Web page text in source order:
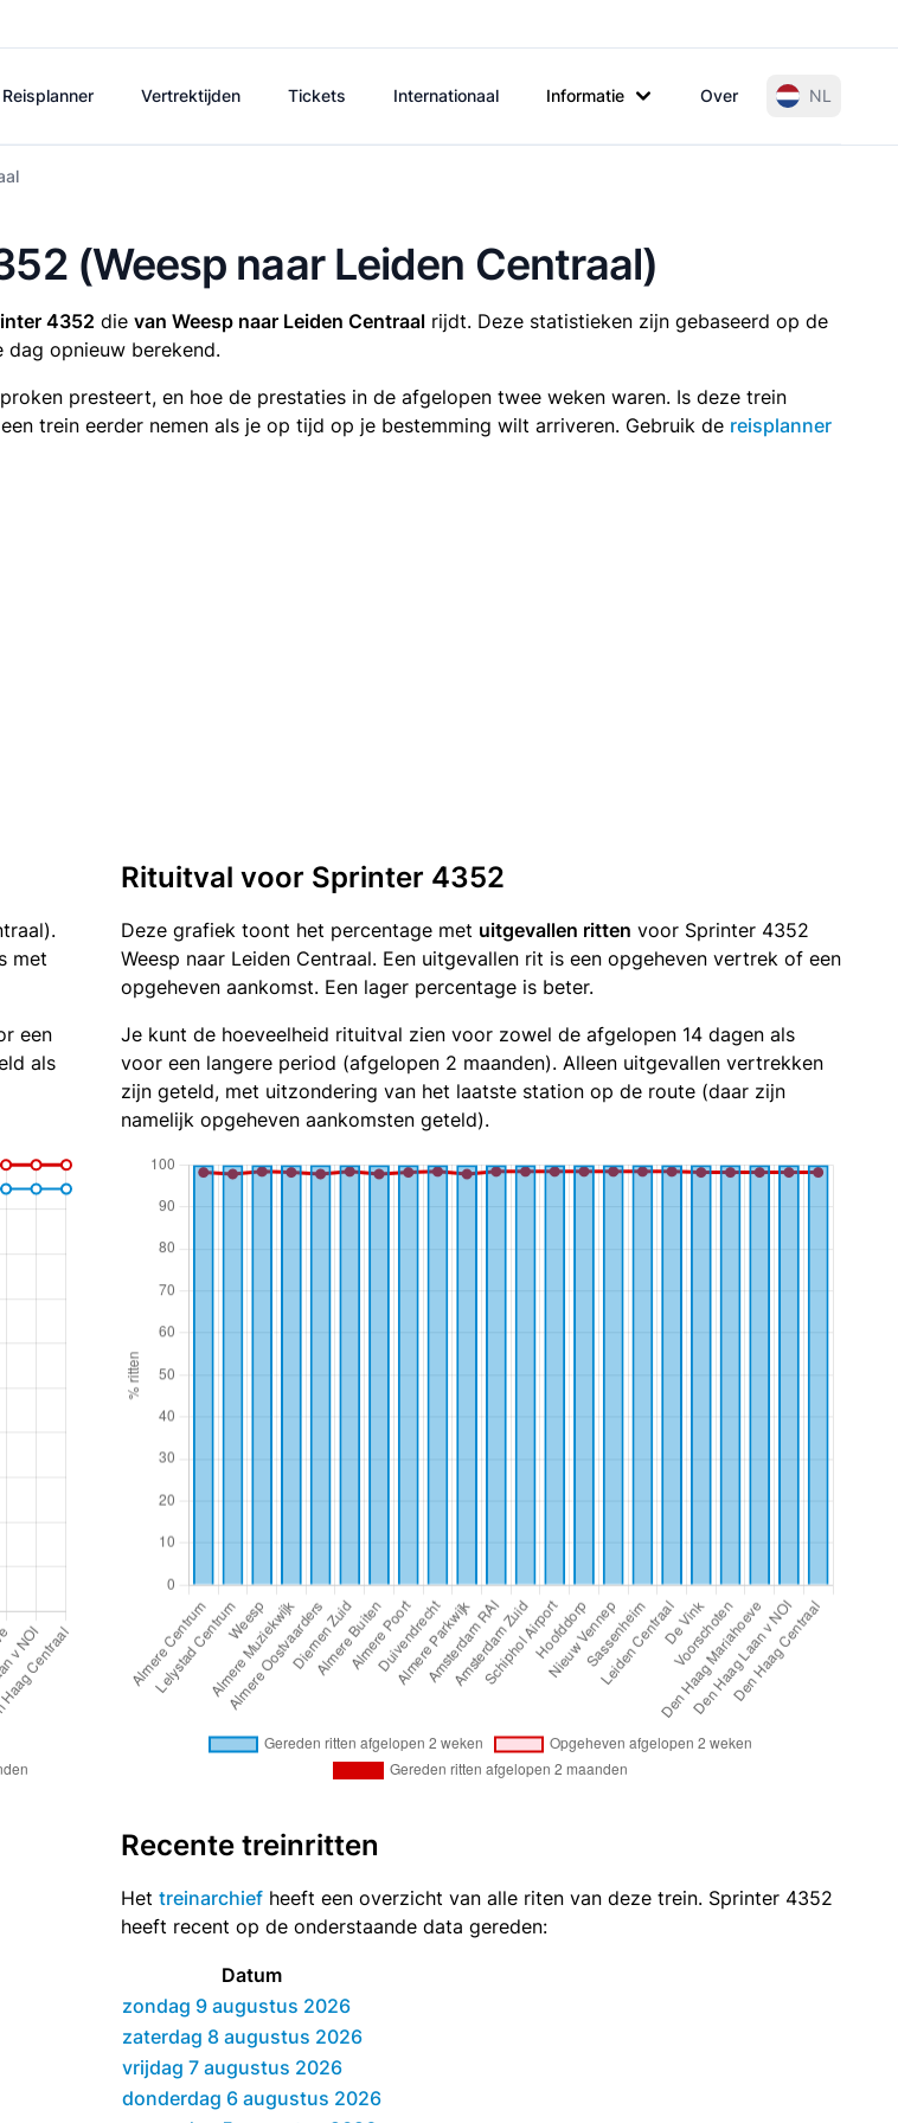
Reisplanner Vertrektijden Tickets Internationaal Informatie Over NL
(Weesp naar Leiden Centraal)
4352 die van Weesp naar Leiden Centraal rijdt. Deze statistieken zijn gebaseerd op de
dag opnieuw berekend.
presteert, en hoe de prestaties in de afgelopen twee weken waren. Is deze trein
trein eerder nemen als je op tijd op je bestemming wilt arriveren. Gebruik de reisplanner
met
een
als
Rituitval voor Sprinter 4352
Deze grafiek toont het percentage met uitgevallen ritten voor Sprinter 4352
Weesp naar Leiden Centraal. Een uitgevallen rit is een opgeheven vertrek of een
opgeheven aankomst. Een lager percentage is beter.
Je kunt de hoeveelheid rituitval zien voor zowel de afgelopen 14 dagen als
voor een langere period (afgelopen 2 maanden). Alleen uitgevallen vertrekken
zijn geteld, met uitzondering van het laatste station op de route (daar zijn
namelijk opgeheven aankomsten geteld).
Recente treinritten
Het treinarchief heeft een overzicht van alle riten van deze trein. Sprinter 4352
heeft recent op de onderstaande data gereden:
Datum
zondag 9 augustus 2026
zaterdag 8 augustus 2026
vrijdag 7 augustus 2026
donderdag 6 augustus 2026